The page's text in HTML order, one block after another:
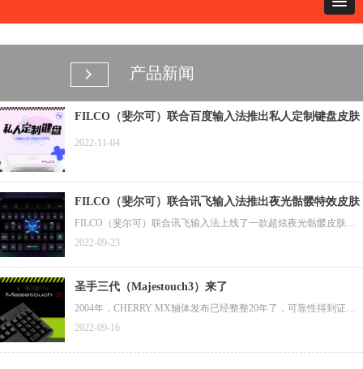
넲 产品新闻
FILCO（斐尔可）联合百度输入法推出私人定制键盘皮肤
2022-11-04
FILCO（斐尔可）联合讯飞输入法推出夜光骷髅特效皮肤
FILCO（斐尔可）联合讯飞输入法上线了一款超炫夜光骷髅皮肤，
斐尔可粉丝专属1分钱限时兑换活动正在进行中（此款皮肤原价12
示方法进行兑换。（兑换码链接在图片下方，目前1分钱兑换活动仅
支持安卓平台）
2022-09-23
圣手三代（Majestouch3）来了
2004年，CHERRY MX轴体发布已经整整20年了，可靠性得到证
实，评价也越来越高，但在世界范围内，采用CHERRY MX轴体的
h）键盘诞生了，其搭载了德国CHERRY公司的MX轴体，作为斐尔
2022-09-16